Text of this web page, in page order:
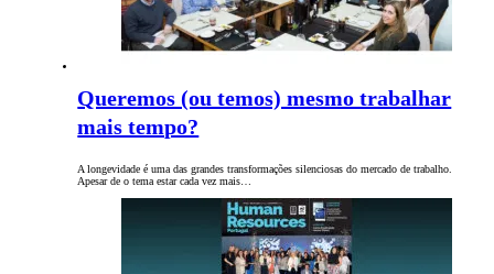
Queremos (ou temos) mesmo trabalhar
mais tempo?
A longevidade é uma das grandes transformações silenciosas do mercado de trabalho.
Apesar de o tema estar cada vez mais…